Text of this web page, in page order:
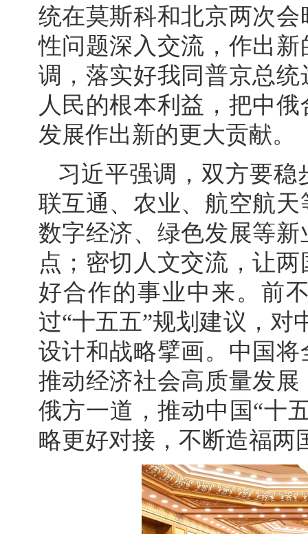
统在莫斯科和北京两次
性问题深入交流，作出
调，落实好我同普京总
人民的根本利益，把中
发展作出新的更大贡献。
习近平强调，双方要
联互通、农业、航空航
数字经济、绿色发展等
点；密切人文交流，让
好合作的事业中来。前
过“十五五”规划建议，对
设计和战略擘画。中国
推动经济社会高质量发
俄方一道，推动中国“十
略更好对接，不断造福两